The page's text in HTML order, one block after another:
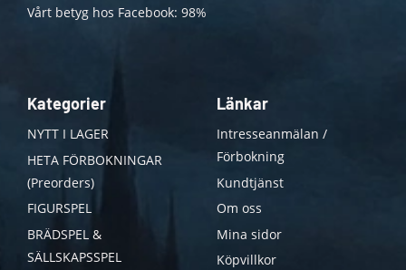
Vårt betyg hos Facebook: 98%
Kategorier
NYTT I LAGER
HETA FÖRBOKNINGAR
(Preorders)
FIGURSPEL
BRÄDSPEL &
SÄLLSKAPSSPEL
Länkar
Intresseanmälan /
Förbokning
Kundtjänst
Om oss
Mina sidor
Köpvillkor